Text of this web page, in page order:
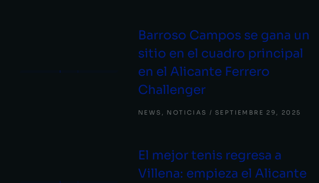
Barroso Campos se gana un
sitio en el cuadro principal
en el Alicante Ferrero
Challenger
NEWS , NOTICIAS SEPTIEMBRE 29, 2025
El mejor tenis regresa a
Villena: empieza el Alicante